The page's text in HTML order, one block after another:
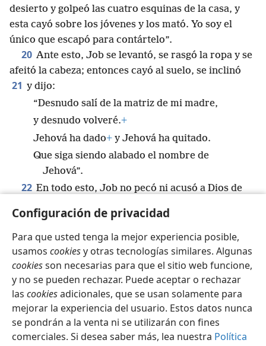
Configuración de privacidad
Para que usted tenga la mejor experiencia posible,
usamos cookiesy otras tecnologías similares. Algunas
cookiesson necesarias para que el sitio web funcione,
y no se pueden rechazar. Puede aceptar o rechazar
las cookiesadicionales, que se usan solamente para
mejorar la experiencia del usuario. Estos datos nunca
se pondrán a la venta ni se utilizarán con fines
comerciales. Si desea saber más, lea nuestra Política
desierto y golpeó las cuatro esquinas de la casa, y
esta cayó sobre los jóvenes y los mató. Yo soy el
único que escapó para contártelo”.
20 Ante esto, Job se levantó, se rasgó la ropa y se
afeitó la cabeza; entonces cayó al suelo, se inclinó
21 y dijo:
“Desnudo salí de la matriz de mi madre,
y desnudo volveré.+
Jehová ha dado+ y Jehová ha quitado.
Que siga siendo alabado el nombre de
Jehová”.
22 En todo esto, Job no pecó ni acusó a Dios de
Español Compartir Configuración
Copyright© 2026 Watch Tower Bible and Tract Society of Pennsylvania
Condiciones de uso
Política de privacidad
Configuración de privacidad
JW.ORG Iniciar sesión